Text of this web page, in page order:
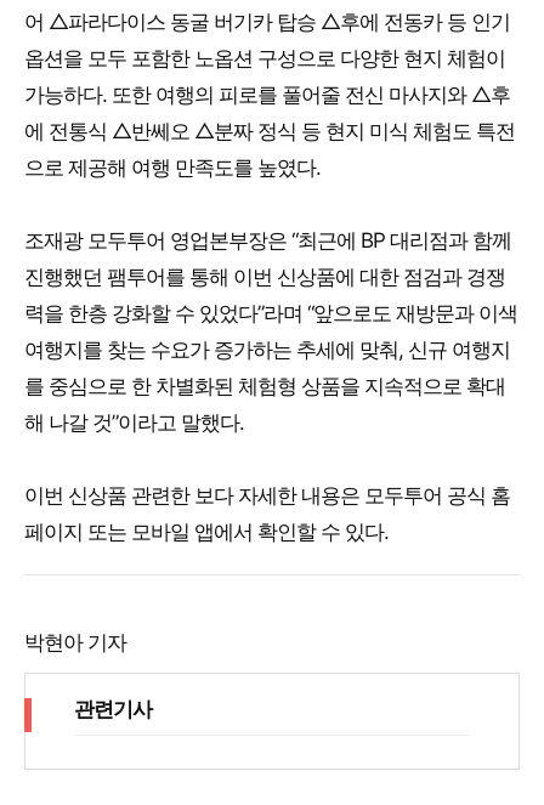
어 △파라다이스 동굴 버기카 탑승 △후에 전동카 등 인기
옵션을 모두 포함한 노옵션 구성으로 다양한 현지 체험이
가능하다. 또한 여행의 피로를 풀어줄 전신 마사지와 △후
에 전통식 △반쎄오 △분짜 정식 등 현지 미식 체험도 특전
으로 제공해 여행 만족도를 높였다.
조재광 모두투어 영업본부장은 “최근에 BP 대리점과 함께
진행했던 팸투어를 통해 이번 신상품에 대한 점검과 경쟁
력을 한층 강화할 수 있었다”라며 “앞으로도 재방문과 이색
여행지를 찾는 수요가 증가하는 추세에 맞춰, 신규 여행지
를 중심으로 한 차별화된 체험형 상품을 지속적으로 확대
해 나갈 것”이라고 말했다.
이번 신상품 관련한 보다 자세한 내용은 모두투어 공식 홈
페이지 또는 모바일 앱에서 확인할 수 있다.
박현아 기자
관련기사